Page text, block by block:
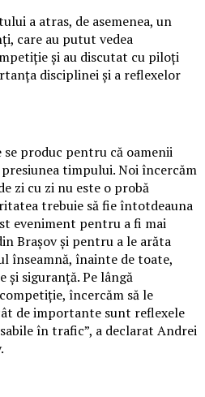
a atras, de asemenea, un
care au putut vedea
și au discutat cu piloți
disciplinei și a reflexelor
se produc pentru că oamenii
timpului. Noi încercăm
zi cu zi nu este o probă
trebuie să fie întotdeauna
eveniment pentru a fi mai
Brașov și pentru a le arăta
înseamnă, înainte de toate,
și siguranță. Pe lângă
încercăm să le
de importante sunt reflexele
în trafic”, a declarat Andrei